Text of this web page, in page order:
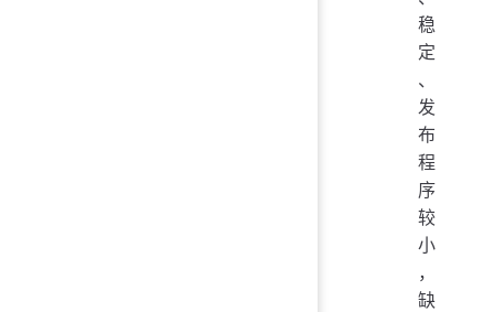
稳
定
、
发
布
程
序
较
小
，
缺